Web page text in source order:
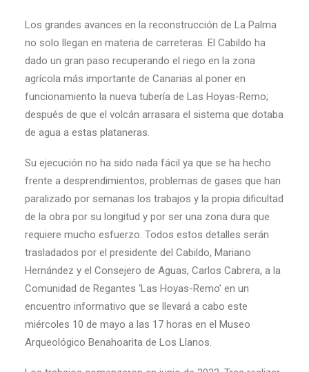
Los grandes avances en la reconstrucción de La Palma
no solo llegan en materia de carreteras. El Cabildo ha
dado un gran paso recuperando el riego en la zona
agrícola más importante de Canarias al poner en
funcionamiento la nueva tubería de Las Hoyas-Remo;
después de que el volcán arrasara el sistema que dotaba
de agua a estas plataneras.
Su ejecución no ha sido nada fácil ya que se ha hecho
frente a desprendimientos, problemas de gases que han
paralizado por semanas los trabajos y la propia dificultad
de la obra por su longitud y por ser una zona dura que
requiere mucho esfuerzo. Todos estos detalles serán
trasladados por el presidente del Cabildo, Mariano
Hernández y el Consejero de Aguas, Carlos Cabrera, a la
Comunidad de Regantes ‘Las Hoyas-Remo’ en un
encuentro informativo que se llevará a cabo este
miércoles 10 de mayo a las 17 horas en el Museo
Arqueológico Benahoarita de Los Llanos.